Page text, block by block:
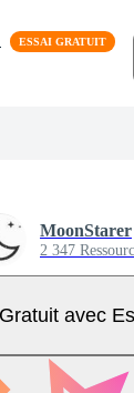
MoonStarer
2 347
Gratuit avec